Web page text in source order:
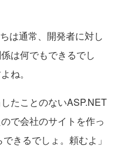
は通常、開発者に対し
は何でもできるでし
ね。
たことのないASP.NET
で会社のサイトを作っ
きるでしょ。頼むよ」